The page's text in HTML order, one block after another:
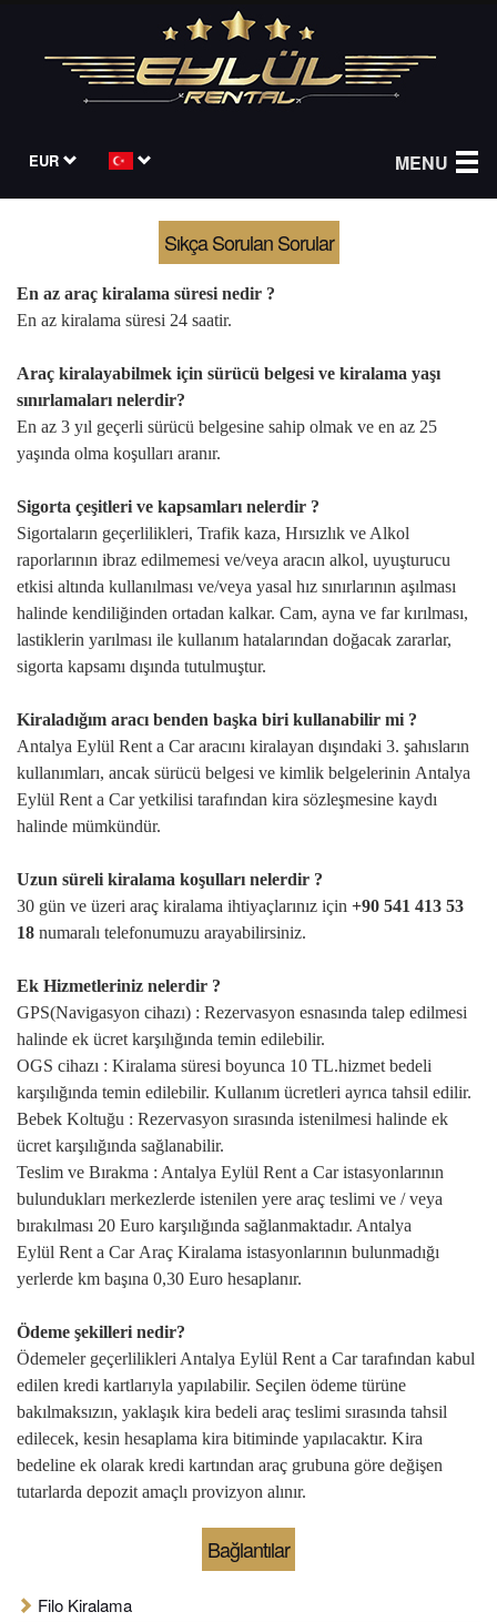
EUR MENU
Sıkça Sorulan Sorular
En az araç kiralama süresi nedir ?
En az kiralama süresi 24 saatir.
Araç kiralayabilmek için sürücü belgesi ve kiralama yaşı
sınırlamaları nelerdir?
En az 3 yıl geçerli sürücü belgesine sahip olmak ve en az 25
yaşında olma koşulları aranır.
Sigorta çeşitleri ve kapsamları nelerdir ?
Sigortaların geçerlilikleri, Trafik kaza, Hırsızlık ve Alkol
raporlarının ibraz edilmemesi ve/veya aracın alkol, uyuşturucu
etkisi altında kullanılması ve/veya yasal hız sınırlarının aşılması
halinde kendiliğinden ortadan kalkar. Cam, ayna ve far kırılması,
lastiklerin yarılması ile kullanım hatalarından doğacak zararlar,
sigorta kapsamı dışında tutulmuştur.
Kiraladığım aracı benden başka biri kullanabilir mi ?
Antalya Eylül Rent a Car aracını kiralayan dışındaki 3. şahısların
kullanımları, ancak sürücü belgesi ve kimlik belgelerinin Antalya
Eylül Rent a Car yetkilisi tarafından kira sözleşmesine kaydı
halinde mümkündür.
Uzun süreli kiralama koşulları nelerdir ?
30 gün ve üzeri araç kiralama ihtiyaçlarınız için +90 541 413 53
18 numaralı telefonumuzu arayabilirsiniz.
Ek Hizmetleriniz nelerdir ?
GPS(Navigasyon cihazı) : Rezervasyon esnasında talep edilmesi
halinde ek ücret karşılığında temin edilebilir.
OGS cihazı : Kiralama süresi boyunca 10 TL.hizmet bedeli
karşılığında temin edilebilir. Kullanım ücretleri ayrıca tahsil edilir.
Bebek Koltuğu : Rezervasyon sırasında istenilmesi halinde ek
ücret karşılığında sağlanabilir.
Teslim ve Bırakma : Antalya Eylül Rent a Car istasyonlarının
bulundukları merkezlerde istenilen yere araç teslimi ve / veya
bırakılması 20 Euro karşılığında sağlanmaktadır. Antalya
Eylül Rent a Car Araç Kiralama istasyonlarının bulunmadığı
yerlerde km başına 0,30 Euro hesaplanır.
Ödeme şekilleri nedir?
Ödemeler geçerlilikleri Antalya Eylül Rent a Car tarafından kabul
edilen kredi kartlarıyla yapılabilir. Seçilen ödeme türüne
bakılmaksızın, yaklaşık kira bedeli araç teslimi sırasında tahsil
edilecek, kesin hesaplama kira bitiminde yapılacaktır. Kira
bedeline ek olarak kredi kartından araç grubuna göre değişen
tutarlarda depozit amaçlı provizyon alınır.
Bağlantılar
Filo Kiralama